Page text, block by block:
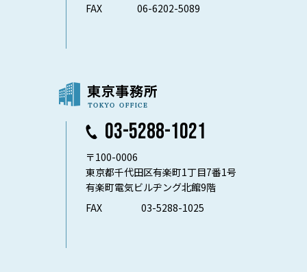
FAX
06-6202-5089
03-5288-1021
〒100-0006
東京都千代田区有楽町1丁目7番1号
有楽町電気ビルヂング北館9階
FAX
03-5288-1025